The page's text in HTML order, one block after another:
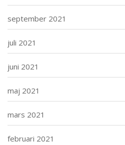
september 2021
juli 2021
juni 2021
maj 2021
mars 2021
februari 2021